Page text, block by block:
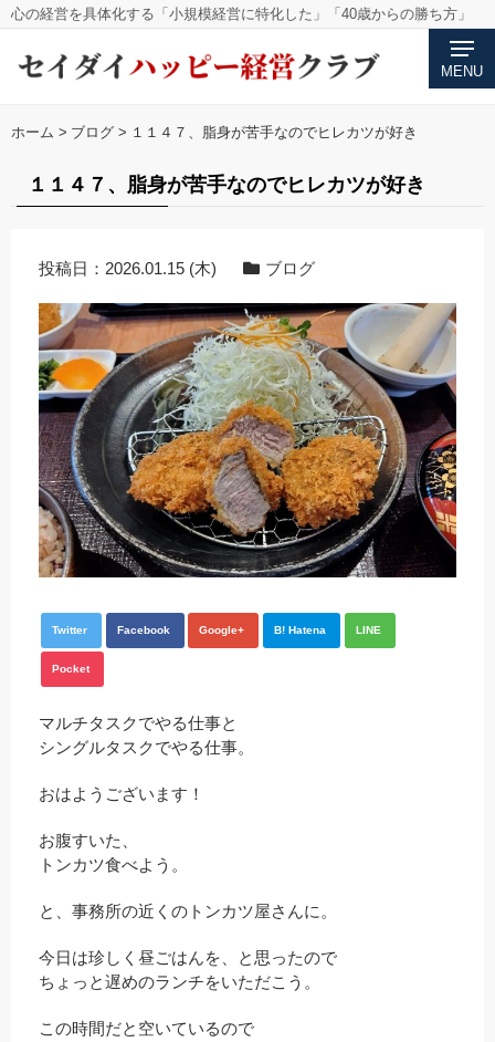
心の経営を具体化する「小規模経営に特化した」「40歳からの勝ち方」
MENU
ホーム > ブログ > １１４７、脂身が苦手なのでヒレカツが好き
１１４７、脂身が苦手なのでヒレカツが好き
投稿日： 2026.01.15 (木) ブログ
Twitter Facebook Google+ B! Hatena LINE
Pocket
マルチタスクでやる仕事と
シングルタスクでやる仕事。
おはようございます！
お腹すいた、
トンカツ食べよう。
と、事務所の近くのトンカツ屋さんに。
今日は珍しく昼ごはんを、と思ったので
ちょっと遅めのランチをいただこう。
この時間だと空いているので